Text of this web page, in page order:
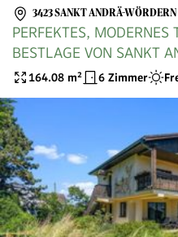
3423 SANKT ANDRÄ-WÖRDERN
PERFEKTES, MODERNES
BESTLAGE VON SANKT
WÖRDERN MIT VIELEN
HOHER LEBENSQUALITÄT
164.08 m² 6 Zimmer